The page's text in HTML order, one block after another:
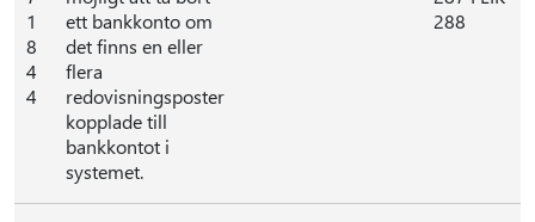
1
8
4
4
ett bankkonto om
det finns en eller
flera
redovisningsposter
kopplade till
bankkontot i
systemet.
288